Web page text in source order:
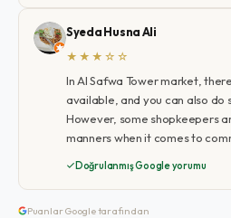
Syeda Husna Ali
★★★☆☆
In Al Safwa Tower market,
available, and you can also do
However, some shopkeepers
manners when it comes to
Doğrulanmış Google yorumu
Puanlar Google tarafından